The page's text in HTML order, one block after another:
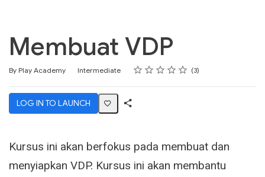
Membuat VDP
By Play Academy
Difficulty Intermediate Rating
1 star
2 stars
3 stars
4 stars
5 stars
Average rating: 4.7 3
3 reviews
LOG IN TO LAUNCH
Kursus ini akan berfokus pada membuat dan
menyiapkan VDP. Kursus ini akan membantu